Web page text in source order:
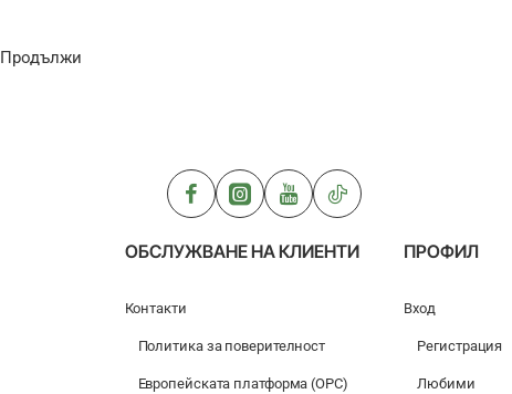
Продължи
ОБСЛУЖВАНЕ НА КЛИЕНТИ
Контакти
Политика за поверителност
Европейската платформа (ОРС)
ПРОФИЛ
Вход
Регистрация
Любими